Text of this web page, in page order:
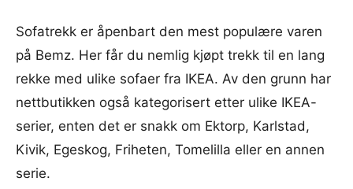
Sofatrekk er åpenbart den mest populære varen
på Bemz. Her får du nemlig kjøpt trekk til en lang
rekke med ulike sofaer fra IKEA. Av den grunn har
nettbutikken også kategorisert etter ulike IKEA-
serier, enten det er snakk om Ektorp, Karlstad,
Kivik, Egeskog, Friheten, Tomelilla eller en annen
serie.